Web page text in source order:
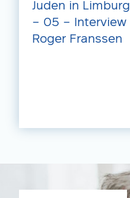
Juden in Limburg
– 05 – Interview
Roger Franssen